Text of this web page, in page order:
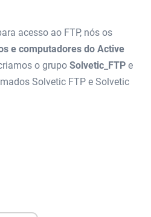
acesso ao FTP, nós os
e computadores do Active
o grupo Solvetic_FTP e
Solvetic FTP e Solvetic